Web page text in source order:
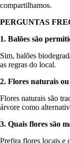
compartilhamos.
PERGUNTAS
1. Balões são
Sim, balões
as regras do local.
2. Flores naturais
Flores naturais são
árvore como
3. Quais flores são
Prefira flores locais e